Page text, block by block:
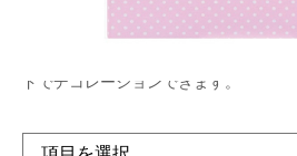
お子様の成長記録と命名記念に小さい
ドでデコレーションできます。